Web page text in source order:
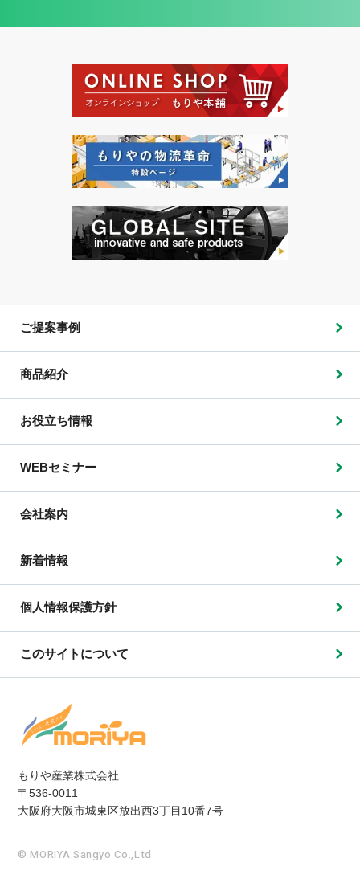
もりや産業株式会社
〒536-0011
大阪府大阪市城東区放出西3丁目10番7号
ご提案事例
商品紹介
お役立ち情報
WEBセミナー
会社案内
新着情報
個人情報保護方針
このサイトについて
© MORIYA Sangyo Co.,Ltd.